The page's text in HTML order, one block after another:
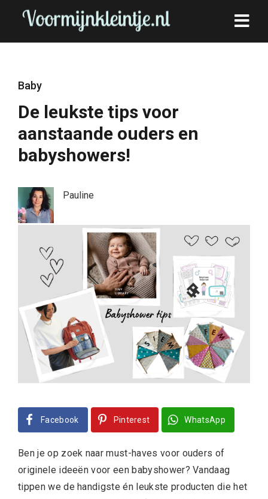
Baby
De leukste tips voor
aanstaande ouders en
babyshowers!
Pauline
Facebook Pinterest WhatsApp
Ben je op zoek naar must-haves voor ouders of
originele ideeën voor een babyshower? Vandaag
tippen we de handigste én leukste producten die het